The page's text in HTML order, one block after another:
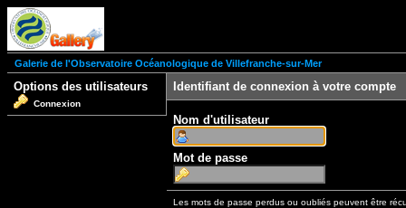
Galerie de l'Observatoire Océanologique de Villefranche-sur-Mer
Options des utilisateurs
Connexion
Identifiant de connexion à votre compte
Nom d'utilisateur
Mot de passe
Les mots de passe perdus ou oubliés peuvent être